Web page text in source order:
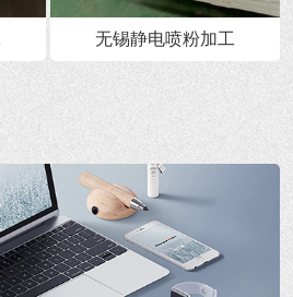
无锡静电喷粉加工